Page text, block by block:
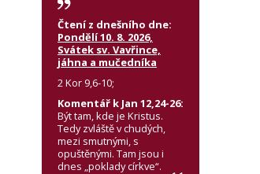
Čtení z dnešního dne:
Pondělí 10. 8. 2026,
Svátek sv. Vavřince,
jáhna a mučedníka
2 Kor 9,6-10;
Komentář k Jan 12,24-26:
Být tam, kde je Kristus.
Tedy zvláště v chudých,
mezi smutnými, s
opuštěnými. Tam jsou i
dnes „poklady církve“.